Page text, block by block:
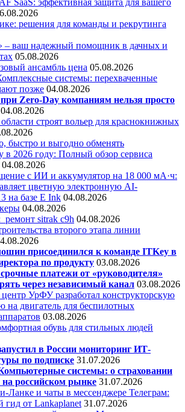
решения для команды и рекрутинга
– ваш надежный помощник в дачных и
05.08.2026
ансамбль цена 05.08.2026
системы: перехваченные
позже 04.08.2026
Zero-Day компаниям нельзя просто
04.08.2026
строят вольер для краснокнижных
быстро и выгодно обменять
в 2026 году: Полный обзор сервиса
04.08.2026
с ИИ и аккумулятор на 18 000 мА·ч:
цветную электронную AI-
на базе E Ink 04.08.2026
04.08.2026
ремонт sitrak c9h 04.08.2026
второго этапа линии
присоединился к команде ITKey в
по продукту 03.08.2026
платежи от «руководителя»
через независимый канал 03.08.2026
УрФУ разработал конструкторскую
на двигатель для беспилотных
03.08.2026
обувь для стильных людей
в России мониторинг ИТ-
по подписке 31.07.2026
системы: о страховании
на российском рынке 31.07.2026
и чаты в мессенджере Телеграм:
гид от Lankaplanet 31.07.2026